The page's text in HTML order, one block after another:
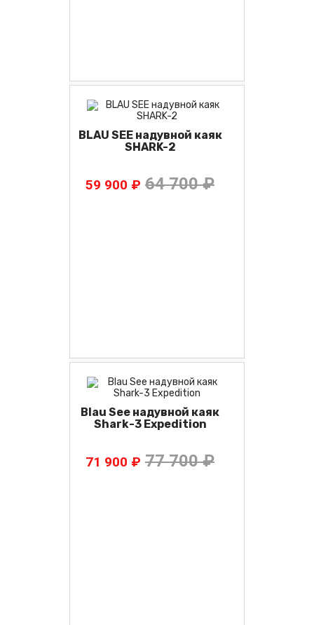
BLAU SEE надувной каяк
SHARK-2
59 900 ₽ 64 700 ₽
Blau See надувной каяк
Shark-3 Expedition
71 900 ₽ 77 700 ₽